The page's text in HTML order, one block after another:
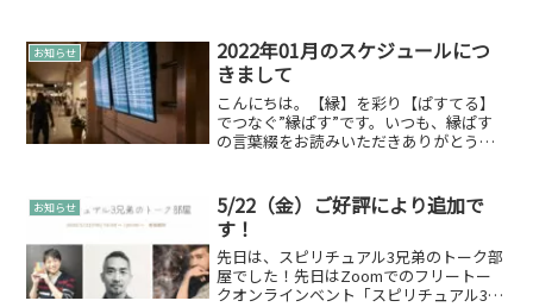
わります❢骨格は体操で瞬時に変わりま
す❢電磁波の影響を解除す...
お知らせ
2022年01月のスケジュールにつ
きまして
こんにちは。【縁】を彩り【ぱすてる】
でつなぐ”縁ぱす”です。いつも、縁ぱす
の言葉綴をお読みいただきありがとうご
でお休みを頂きます。縁ぱすは、
2022/01...
お知らせ
5/22（金）ご好評により追加で
す！
先日は、スピリチュアル3兄弟のトーク部
屋でした！先日はZoomでのフリートー
クオンラインベント「スピリチュアル3兄